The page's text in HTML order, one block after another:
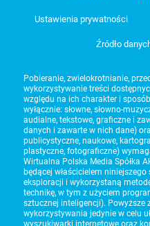
Ustawienia prywatności
Źródło
Pobieranie, zwielokrotnianie,
wykorzystywanie treści
względu na ich charakter i
wyłącznie: słowne, słowno-
audialne, tekstowe, graficzne i
danych i zawarte w nich dane)
publicystyczne, naukowe,
plastyczne, fotograficzne)
Wirtualna Polska Media Spółka
będącej właścicielem
eksploracji i wykorzystaną
technikę, w tym z użyciem
sztucznej inteligencji). Powyższe
wykorzystywania jedynie w celu
wyszukiwarki internetowe oraz